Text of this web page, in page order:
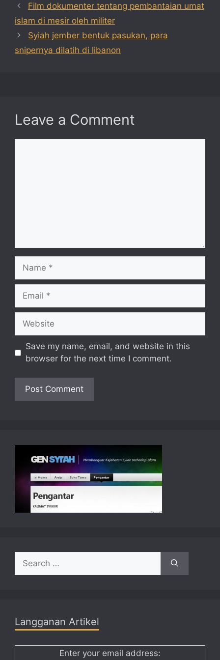
Film dokumenter tentang pembantaian umat
islam di mesir oleh militer
Syiah jember bentuk pasukan, para
snipernya dilatih di libanon
Leave a Comment
Name
Email
Website
Save my name, email, and website in this
browser for the next time I comment.
for:
Langganan Artikel
Enter your email address: